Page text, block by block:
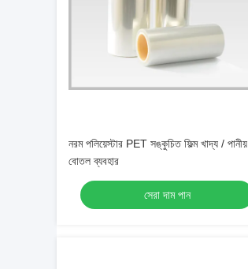
নরম পলিয়েস্টার PET সঙ্কুচিত ফিল্ম খাদ্য / পানীয়
বোতল ব্যবহার
সেরা দাম পান